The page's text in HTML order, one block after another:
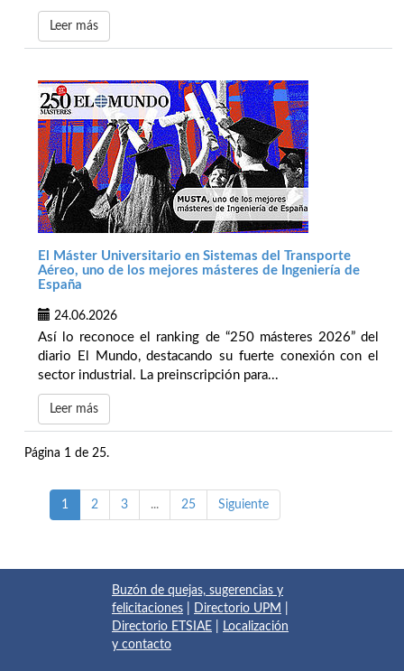
Leer más
El Máster Universitario en Sistemas del Transporte
Aéreo, uno de los mejores másteres de Ingeniería de
España
24.06.2026
Así lo reconoce el ranking de “250 másteres 2026” del
diario El Mundo, destacando su fuerte conexión con el
sector industrial. La preinscripción para...
Leer más
Página 1 de 25.
1 2 3 ... 25 Siguiente
Buzón de quejas, sugerencias y
felicitaciones
Directorio UPM
Directorio ETSIAE
Localización
y contacto